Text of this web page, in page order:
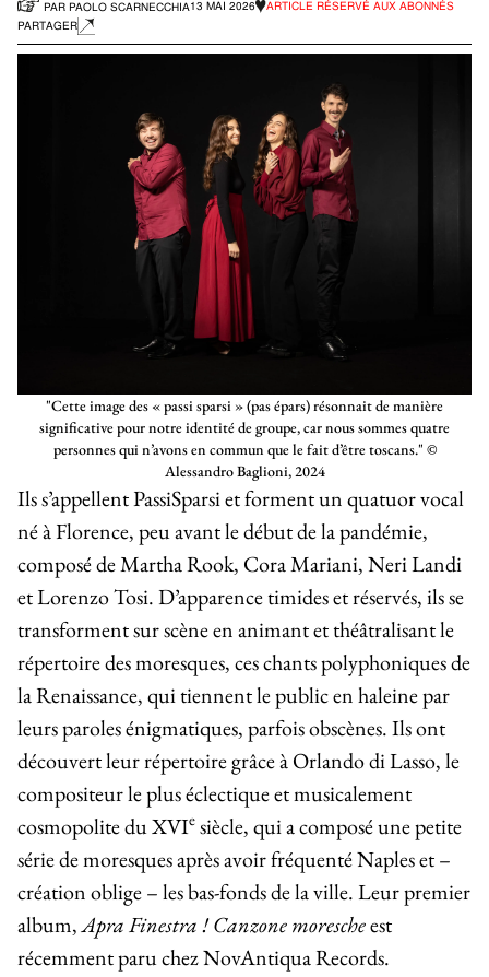
PAR PAOLO SCARNECCHIA13 MAI 2026
ARTICLE RÉSERVÉ AUX ABONNÉS
PARTAGER
"Cette image des « passi sparsi » (pas épars) résonnait de manière
significative pour notre identité de groupe, car nous sommes quatre
personnes qui n’avons en commun que le fait d’être toscans." ©
Alessandro Baglioni, 2024
Ils s’appellentPassiSparsiet forment un quatuor vocal
né à Florence, peu avant le début de la pandémie,
composé de Martha Rook, Cora Mariani, Neri Landi
et Lorenzo Tosi. D’apparence timides et réservés, ils se
transforment sur scène en animant et théâtralisant le
répertoire des moresques, ces chants polyphoniques de
la Renaissance, qui tiennent le public en haleine par
leurs paroles énigmatiques, parfois obscènes. Ils ont
découvert leur répertoire grâce à Orlando di Lasso, le
compositeur le plus éclectique et musicalement
cosmopolite du XVIe siècle, qui a composé une petite
série de moresques après avoir fréquenté Naples et –
création oblige – les bas-fonds de la ville. Leur premier
album,Apra Finestra ! Canzone morescheest
récemment paru chez NovAntiqua Records.